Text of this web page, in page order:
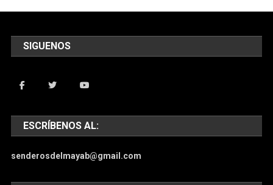
SIGUENOS
ESCRÍBENOS AL:
senderosdelmayab@gmail.com